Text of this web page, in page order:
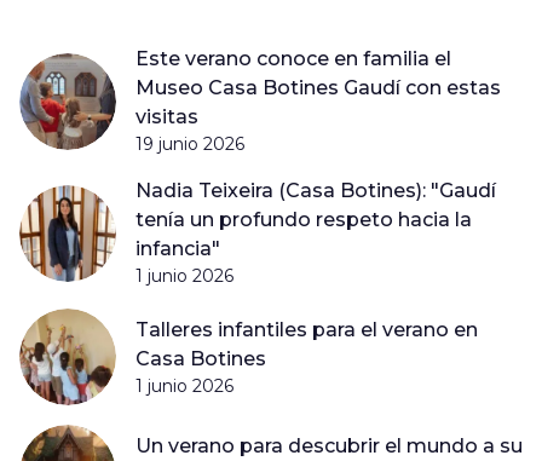
Este verano conoce en familia el
Museo Casa Botines Gaudí con estas
visitas
19 junio 2026
Nadia Teixeira (Casa Botines): "Gaudí
tenía un profundo respeto hacia la
infancia"
1 junio 2026
Talleres infantiles para el verano en
Casa Botines
1 junio 2026
Un verano para descubrir el mundo a su